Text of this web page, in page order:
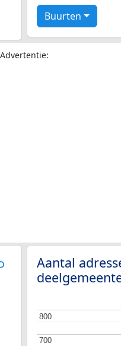
Buurten
Advertentie:
Aantal
700
700
800
800